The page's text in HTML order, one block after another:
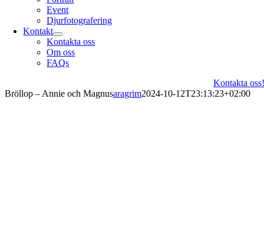
Event
Djurfotografering
Kontakt
Kontakta oss
Om oss
FAQs
Kontakta oss!
Bröllop – Annie och Magnusaragrim2024-10-12T23:13:23+02:00